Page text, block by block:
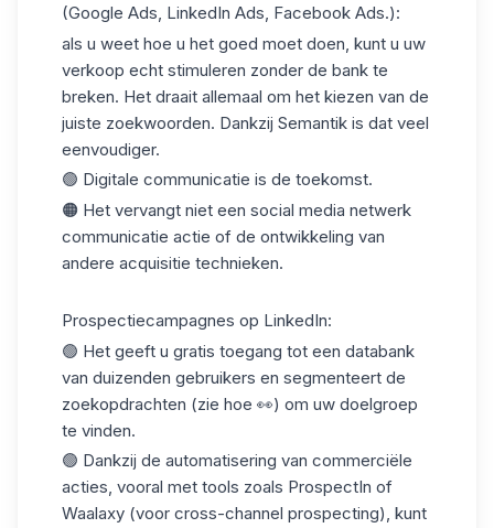
(Google Ads, LinkedIn Ads, Facebook Ads.):
als u weet hoe u het goed moet doen, kunt u uw
verkoop echt stimuleren zonder de bank te
breken. Het draait allemaal om het kiezen van de
juiste zoekwoorden. Dankzij Semantik is dat veel
eenvoudiger.
🟢 Digitale communicatie is de toekomst.
🟠 Het vervangt niet een social media netwerk
communicatie actie of de ontwikkeling van
andere acquisitie technieken.
Prospectiecampagnes op LinkedIn:
🟢 Het geeft u gratis toegang tot een databank
van duizenden gebruikers en segmenteert de
zoekopdrachten (zie hoe 👀) om uw doelgroep
te vinden.
🟢 Dankzij de automatisering van commerciële
acties, vooral met tools zoals ProspectIn of
Waalaxy (voor cross-channel prospecting), kunt